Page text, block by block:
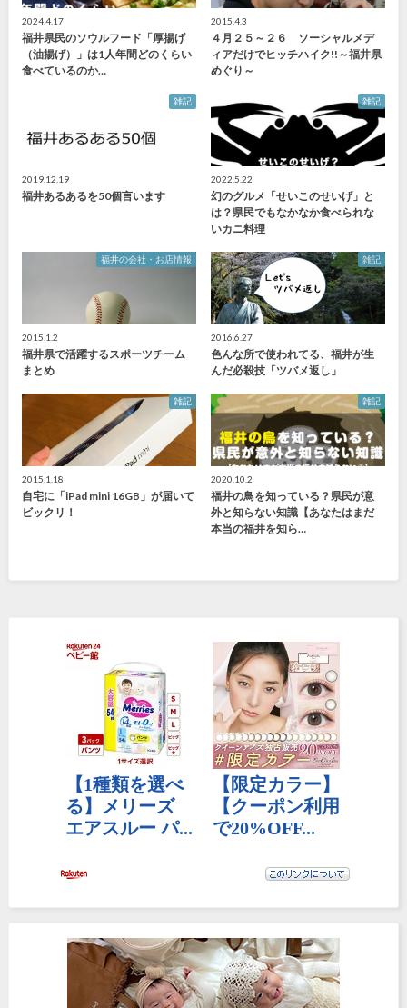
2024.4.17
福井県民のソウルフード「厚揚げ
（油揚げ）」は1人年間どのくらい
食べているのか…
2015.4.3
４月２５～２６ ソーシャルメデ
ィアだけでヒッチハイク!!～福井県
めぐり～
雑記
2019.12.19
福井あるあるを50個言います
雑記
2022.5.22
幻のグルメ「せいこのせいげ」と
は？県民でもなかなか食べられな
いカニ料理
福井の会社・お店情報
2015.1.2
福井県で活躍するスポーツチーム
まとめ
雑記
2016.6.27
色んな所で使われてる、福井が生
んだ必殺技「ツバメ返し」
雑記
2015.1.18
自宅に「iPad mini 16GB」が届いて
ビックリ！
雑記
2020.10.2
福井の鳥を知っている？県民が意
外と知らない知識【あなたはまだ
本当の福井を知ら…